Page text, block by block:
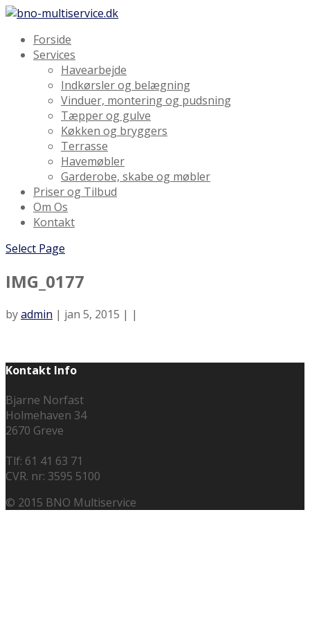
Forside
Services
Havearbejde
Indkørsler og belægning
Vinduer, montering og pudsning
Tæpper og gulve
Køkken og bryggers
Terrasse
Havemøbler
Garderobe, skabe og møbler
Priser og Tilbud
Om Os
Kontakt
Select Page
IMG_0177
byadmin | jan 5, 2015 | |
Kontakt Info
Bjarne Norfast
Holmehaven 34
2670 Greve
Tlf: 61 41 63 71
CVR. nr: 3595 5100
© 2015 BNO Multiservice